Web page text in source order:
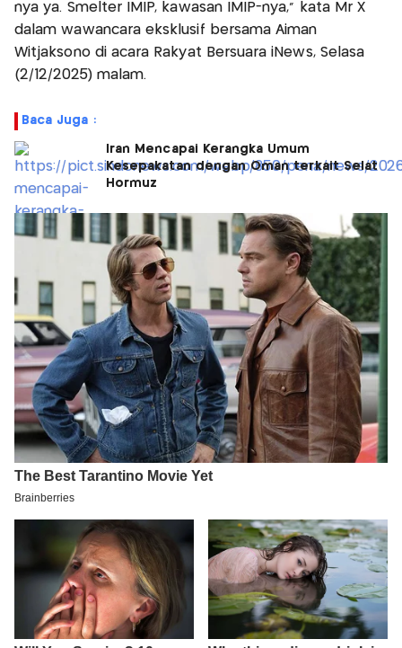
nya ya. Smelter IMIP, kawasan IMIP-nya," kata Mr X
dalam wawancara eksklusif bersama Aiman
Witjaksono di acara Rakyat Bersuara iNews, Selasa
(2/12/2025) malam.
Baca Juga :
Iran Mencapai Kerangka Umum
Kesepakatan dengan Oman terkait Selat
Hormuz